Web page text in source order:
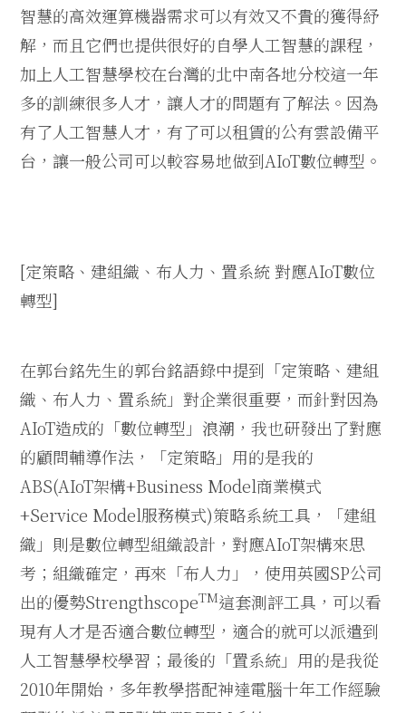
智慧的高效運算機器需求可以有效又不貴的獲得紓
解，而且它們也提供很好的自學人工智慧的課程，
加上人工智慧學校在台灣的北中南各地分校這一年
多的訓練很多人才，讓人才的問題有了解法。因為
有了人工智慧人才，有了可以租賃的公有雲設備平
台，讓一般公司可以較容易地做到AIoT數位轉型。
[定策略、建組織、布人力、置系統 對應AIoT數位
轉型]
在郭台銘先生的郭台銘語錄中提到「定策略、建組
織、布人力、置系統」對企業很重要，而針對因為
AIoT造成的「數位轉型」浪潮，我也研發出了對應
的顧問輔導作法，「定策略」用的是我的
ABS(AIoT架構+Business Model商業模式
+Service Model服務模式)策略系統工具，「建組
織」則是數位轉型組織設計，對應AIoT架構來思
考；組織確定，再來「布人力」，使用英國SP公司
出的優勢StrengthscopeTM這套測評工具，可以看
現有人才是否適合數位轉型，適合的就可以派遣到
人工智慧學校學習；最後的「置系統」用的是我從
2010年開始，多年教學搭配神達電腦十年工作經驗